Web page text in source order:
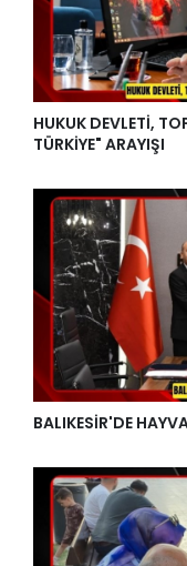
HUKUK DEVLETİ,
TÜRKİYE" ARAYIŞI
BALIKESİR'DE